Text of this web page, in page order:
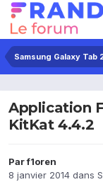
Samsung Galaxy Tab
Application
KitKat 4.4.2
Parf1oren
8 janvier 2014 dans